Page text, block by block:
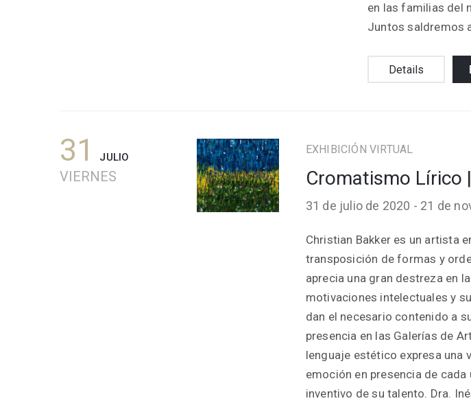
en las familias del
Juntos saldremos
Details
31 JULIO
VIERNES
EXHIBICIÓN VIRTUAL
Cromatismo Lírico
31 de julio de 2020 - 21 de
Christian Bakker es un artista
transposición de formas y
aprecia una gran destreza en
motivaciones intelectuales y
dan el necesario contenido a
presencia en las Galerías de
lenguaje estético expresa una
emoción en presencia de
inventivo de su talento. Dra.